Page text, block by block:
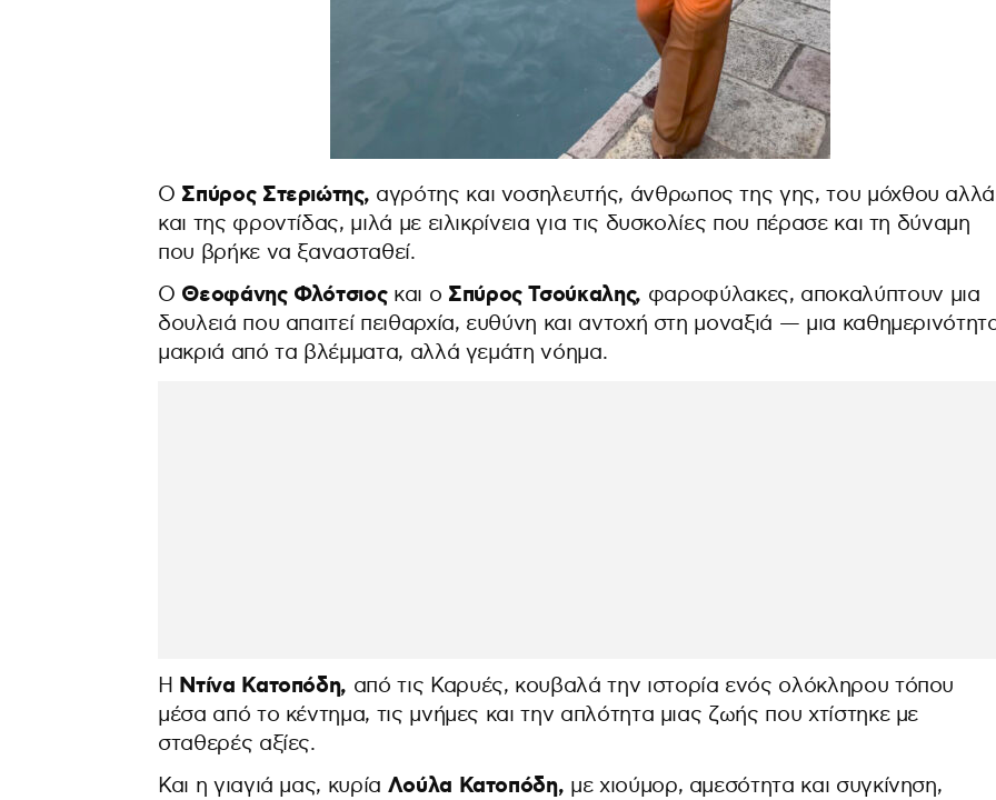
Ο Σπύρος Στεριώτης, αγρότης και νοσηλευτής, άνθρωπος της γης, του μόχθου αλλά
και της φροντίδας, μιλά με ειλικρίνεια για τις δυσκολίες που πέρασε και τη δύναμη
που βρήκε να ξανασταθεί.
Ο Θεοφάνης Φλότσιοςκαι ο Σπύρος Τσούκαλης, φαροφύλακες, αποκαλύπτουν μια
δουλειά που απαιτεί πειθαρχία, ευθύνη και αντοχή στη μοναξιά — μια
μακριά από τα βλέμματα, αλλά γεμάτη νόημα.
Η Ντίνα Κατοπόδη, από τις Καρυές, κουβαλά την ιστορία ενός ολόκληρου τόπου
μέσα από το κέντημα, τις μνήμες και την απλότητα μιας ζωής που χτίστηκε με
σταθερές αξίες.
Και η γιαγιά μας, κυρία Λούλα Κατοπόδη, με χιούμορ, αμεσότητα και συγκίνηση,